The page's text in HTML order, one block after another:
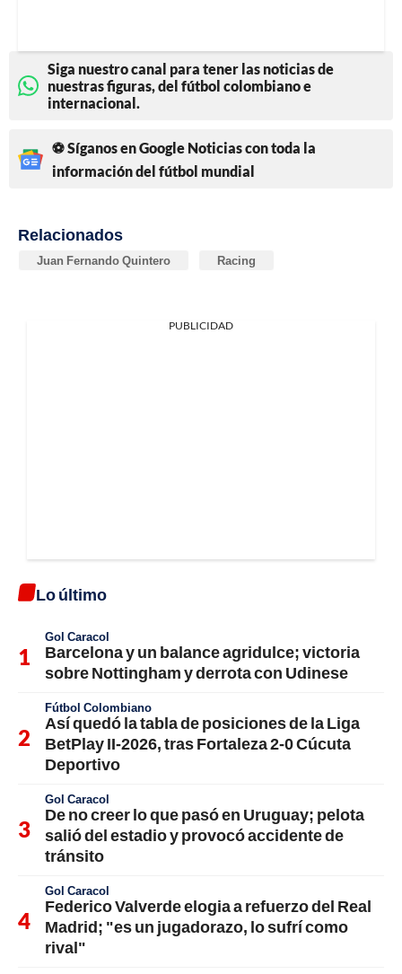
Siga nuestro canal para tener las noticias de
nuestras figuras, del fútbol colombiano e
internacional.
⚽ Síganos en Google Noticias con toda la
información del fútbol mundial
Relacionados
Juan Fernando Quintero Racing
PUBLICIDAD
Lo último
Gol Caracol
Barcelona y un balance agridulce; victoria
sobre Nottingham y derrota con Udinese
Fútbol Colombiano
Así quedó la tabla de posiciones de la Liga
BetPlay II-2026, tras Fortaleza 2-0 Cúcuta
Deportivo
Gol Caracol
De no creer lo que pasó en Uruguay; pelota
salió del estadio y provocó accidente de
tránsito
Gol Caracol
Federico Valverde elogia a refuerzo del Real
Madrid; "es un jugadorazo, lo sufrí como
rival"